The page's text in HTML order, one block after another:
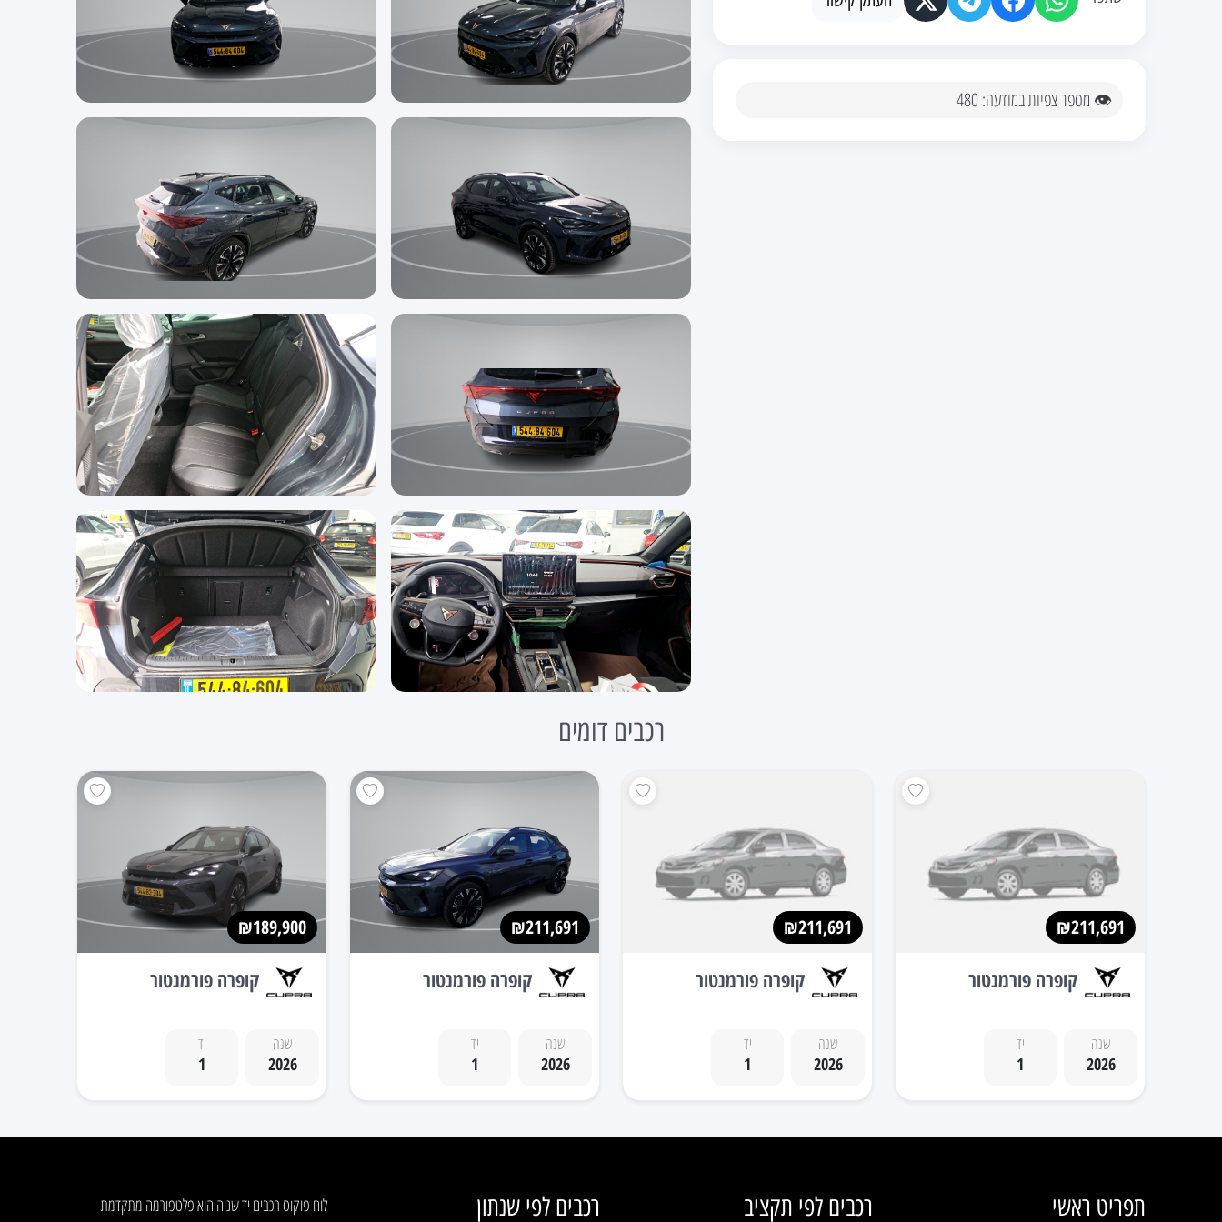
👁 מספר צפיות במודעה: 480
רכבים דומים
₪211,691
קופרה פורמנטור
שנה
2026
יד
1
₪211,691
קופרה פורמנטור
שנה
2026
יד
1
₪211,691
קופרה פורמנטור
שנה
2026
יד
1
₪189,900
קופרה פורמנטור
שנה
2026
יד
1
תפריט ראשי רכבים לפי תקציב רכבים לפי שנתון
לוח פוקוס רכבים יד שניה הוא פלטפורמה מתקדמת